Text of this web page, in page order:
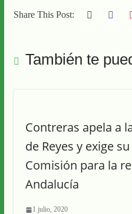
Share This Post:
También te
Contreras apela a
de Reyes y exige
Comisión para la
Andalucía
1 julio, 2020